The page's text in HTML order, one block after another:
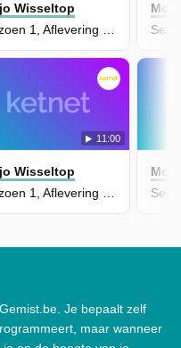
Wisseltop
Seizoen 1, Aflevering 6 - Vogelballon
11:00
Wisseltop
Je bepaalt zelf
maar wanneer